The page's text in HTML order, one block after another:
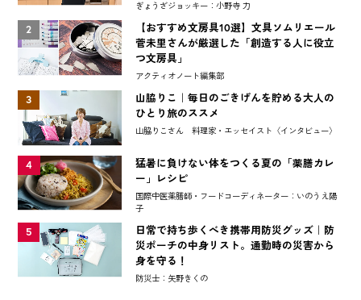
ぎょうざジョッキー：小野寺 力
2
【おすすめ文房具10選】文具ソムリエール
菅未里さんが厳選した「創造する人に役立
つ文房具」
アクティオノート編集部
3
山脇りこ｜毎日のごきげんを貯める大人の
ひとり旅のススメ
山脇りこさん 料理家・エッセイスト〈インタビュー〉
4
猛暑に負けない体をつくる夏の「薬膳カレ
ー」レシピ
国際中医薬膳師・フードコーディネーター：いのうえ陽
子
5
日常で持ち歩くべき携帯用防災グッズ｜防
災ポーチの中身リスト。通勤時の災害から
身を守る！
防災士：矢野きくの